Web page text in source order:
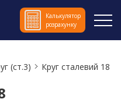
Калькулятор
розрахунку
(ст.3) Круг сталевий 18